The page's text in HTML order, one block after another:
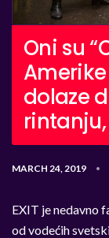
Oni su
Amerike
dolaze
MARCH 24, 2019 •
EXIT je nedavno
od vodećih